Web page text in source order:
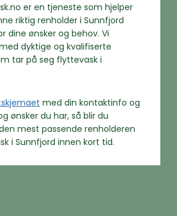
er en tjeneste som hjelper
riktig renholder i Sunnfjord
dine ønsker og behov. Vi
dyktige og kvalifiserte
tar på seg flyttevask i
med din kontaktinfo og
ønsker du har, så blir du
mest passende renholderen
i Sunnfjord innen kort tid.